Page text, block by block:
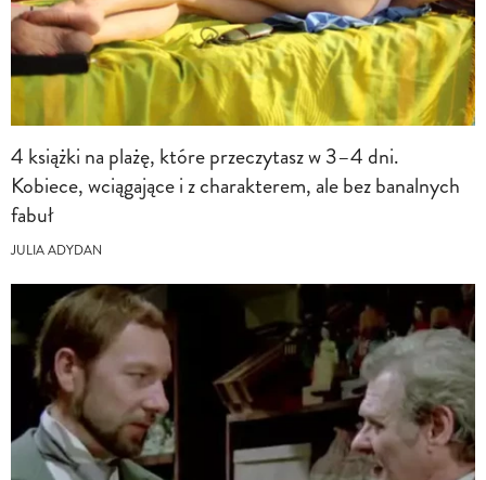
4 książki na plażę, które przeczytasz w 3–4 dni.
Kobiece, wciągające i z charakterem, ale bez banalnych
fabuł
JULIA ADYDAN